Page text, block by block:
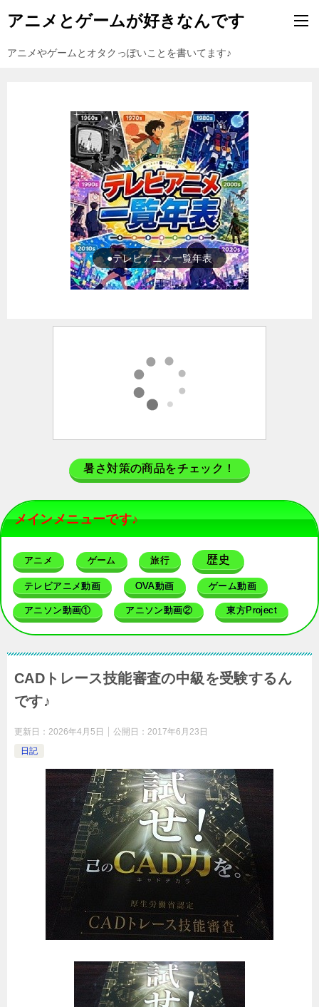
アニメとゲームが好きなんです
アニメやゲームとオタクっぽいことを書いてます♪
●ゲーム一覧年表
暑さ対策の商品をチェック！
メインメニューです♪
アニメ ゲーム 旅行 歴史
テレビアニメ動画 OVA動画 ゲーム動画
アニソン動画① アニソン動画② 東方Project
CADトレース技能審査の中級を受験するん
です♪
更新日： 2026年4月5日 公開日： 2017年6月23日
日記